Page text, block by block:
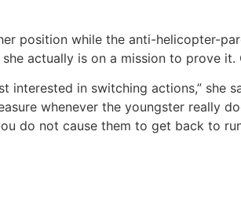
position while the anti-helicopter-
actually is on a mission to prove
interested in switching actions,” she
whenever the youngster really
do not cause them to get back to